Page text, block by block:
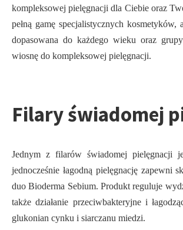
kompleksowej pielęgnacji dla Ciebie oraz
pełną gamę specjalistycznych
dopasowana do każdego wieku oraz
wiosnę do kompleksowej pielęgnacji.
Filary świadomej
Jednym z filarów świadomej pielęgnacji
jednocześnie łagodną pielęgnację zapewni
duo Bioderma Sebium. Produkt reguluje
także działanie przeciwbakteryjne i
glukonian cynku i siarczanu miedzi.